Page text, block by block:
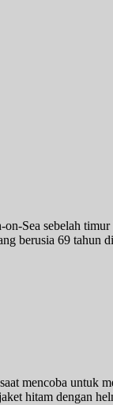
Sea sebelah
berusia 69
mencoba
hitam dengan